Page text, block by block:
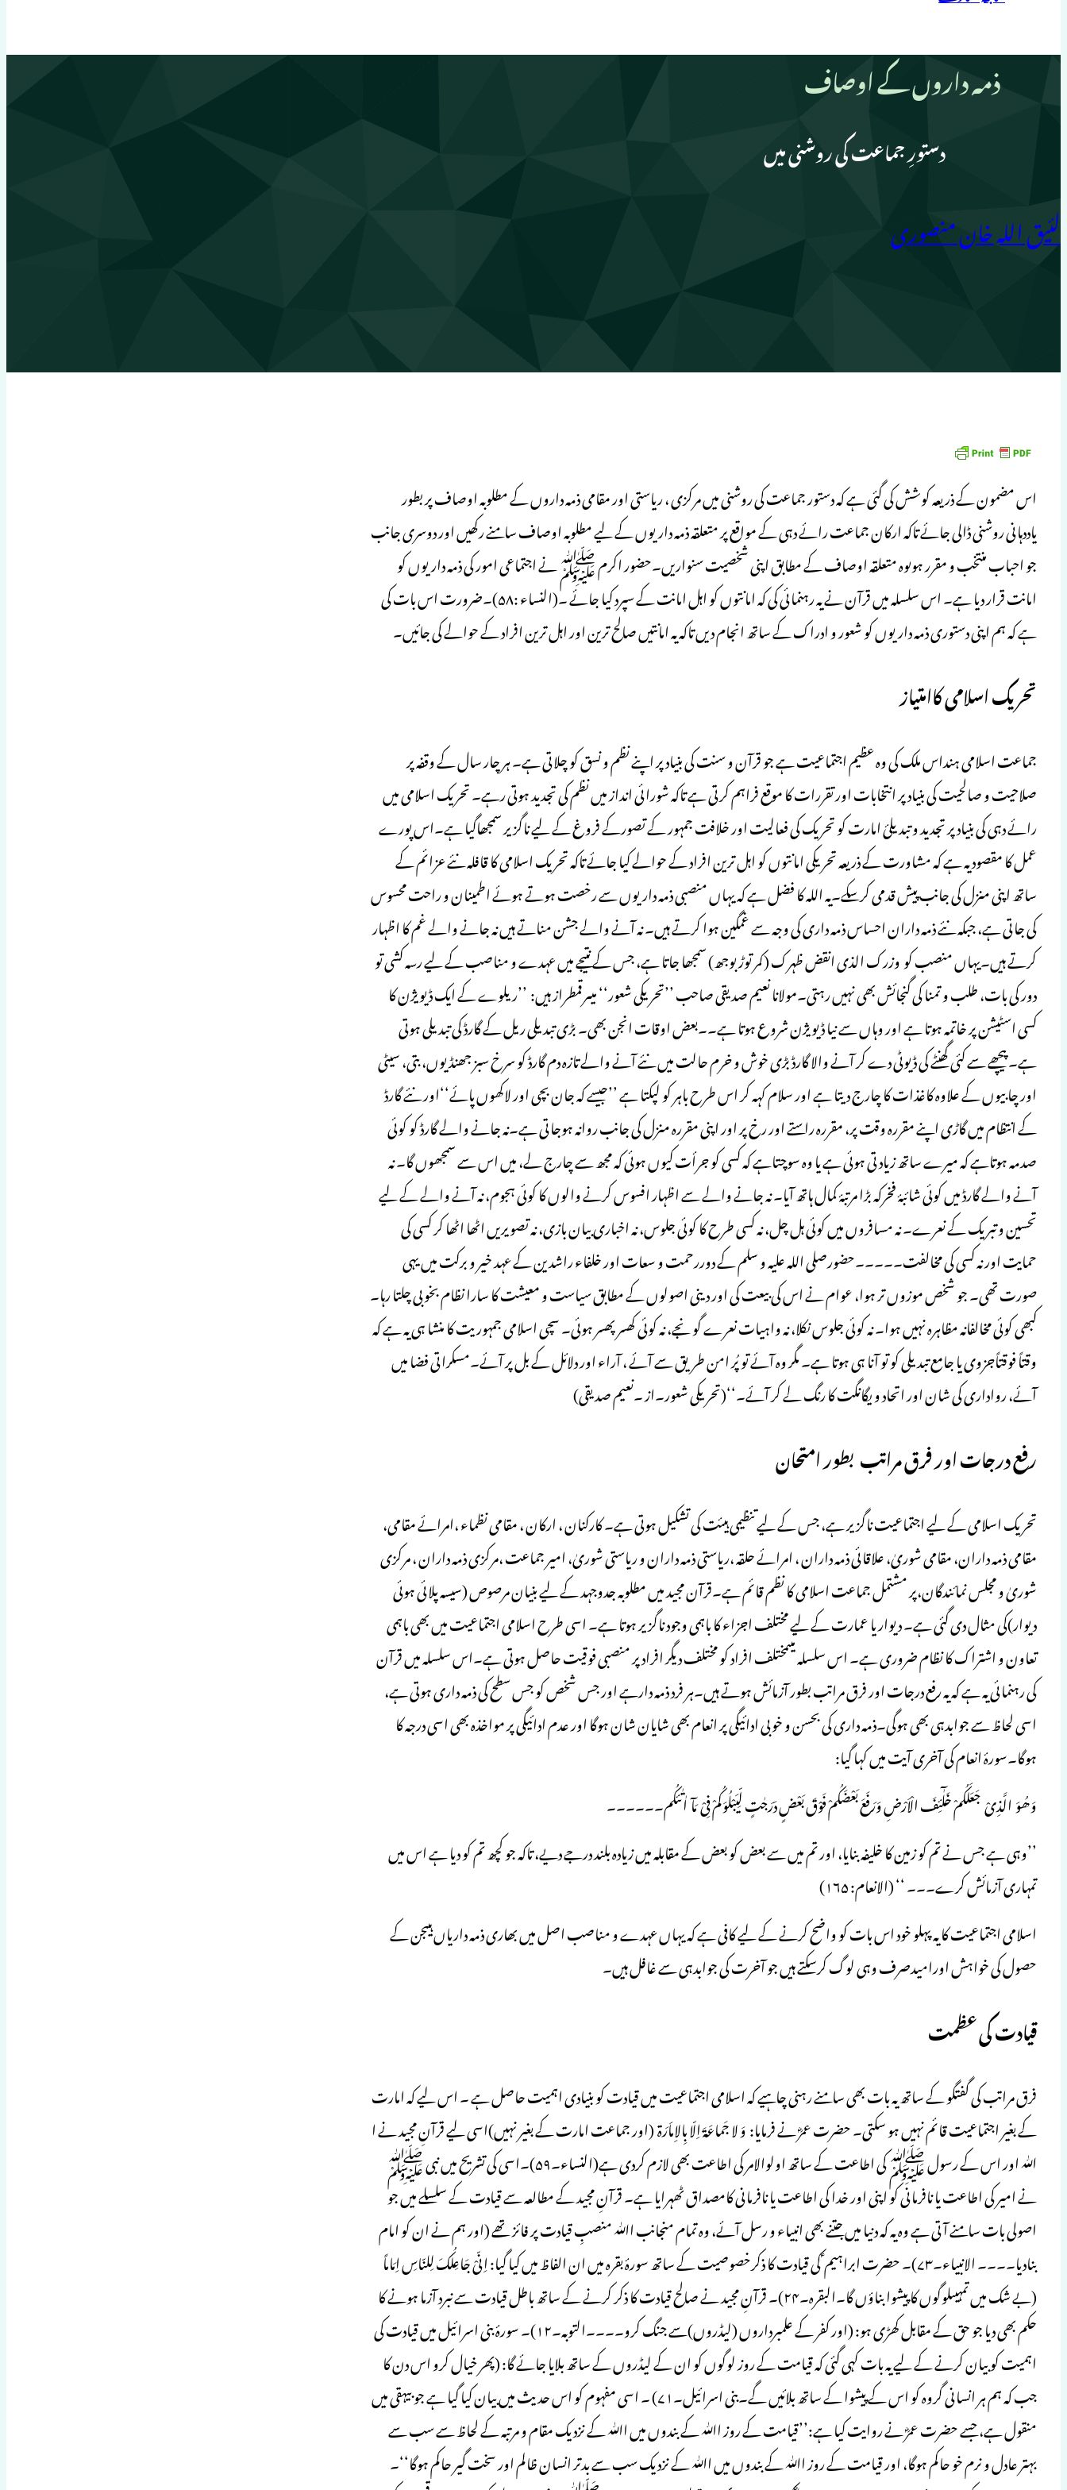
ذمہ داروں کے اوصاف
دستورِ جماعت کی روشنی میں
لئیق اللہ خان منصوری
اس مضمون کے ذریعہ کوشش کی گئی ہے کہ دستور جماعت کی روشنی میں مرکزی ، ریاستی اور مقامی ذمہ داروں کے مطلوبہ اوصاف پر بطور
یاددہانی روشنی ڈالی جائے تاکہ ارکان جماعت رائے دہی کے مواقع پر متعلقہ ذمہ داریوں کے لیے مطلوبہ اوصاف سامنے رکھیں اور دوسری جانب
جو احباب منتخب و مقرر ہوںوہ متعلقہ اوصاف کے مطابق اپنی شخصیت سنواریں۔حضور اکرم ﷺ نے اجتماعی امور کی ذمہ داریوں کو
امانت قرار دیا ہے۔ اس سلسلہ میں قرآن نے یہ رہنمائی کی کہ امانتوں کو اہل امانت کے سپرد کیا جائے ۔(النساء :۵۸)۔ضرورت اس بات کی
ہے کہ ہم اپنی دستوری ذمہ داریوں کو شعور و ادراک کے ساتھ انجام دیں تاکہ یہ امانتیں صالح ترین اور اہل ترین افراد کے حوالے کی جائیں۔
تحریک اسلامی کاامتیاز
جماعت اسلامی ہنداس ملک کی وہ عظیم اجتماعیت ہے جو قرآن و سنت کی بنیاد پر اپنے نظم و نسق کو چلاتی ہے۔ ہر چار سال کے وقفہ پر
صلاحیت و صالحیت کی بنیاد پر انتخابات اور تقررات کا موقع فراہم کرتی ہے تاکہ شورائی انداز میں نظم کی تجدید ہوتی رہے۔ تحریک اسلامی میں
رائے دہی کی بنیاد پر تجدید و تبدیلیٔ امارت کو تحریک کی فعالیت اور خلافت جمہور کے تصورکے فروغ کے لیے ناگزیر سمجھاگیا ہے۔اس پورے
عمل کا مقصود یہ ہے کہ مشاورت کے ذریعہ تحریکی امانتوں کو اہل ترین افراد کے حوالے کیا جائے تاکہ تحریک اسلامی کا قافلہ نئے عزائم کے
ساتھ اپنی منزل کی جانب پیش قدمی کرسکے۔یہ اللہ کا فضل ہے کہ یہاں منصبی ذمہ داریوں سے رخصت ہوتے ہوئے اطمینان و راحت محسوس
کی جاتی ہے، جبکہ نئے ذمہ داران احساس ذمہ داری کی وجہ سے غمگین ہوا کرتے ہیں۔ نہ آنے والے جشن مناتے ہیں نہ جانے والے غم کا اظہار
کرتے ہیں۔یہاں منصب کو وزرک الذی انقض ظہرک (کمر توڑ بوجھ) سمجھا جاتا ہے، جس کے نتیجے میں عہدے و مناصب کے لیے رسہ کشی تو
دور کی بات، طلب و تمنا کی گنجائش بھی نہیں رہتی۔مولانا نعیم صدیقی صاحب ’’تحریکی شعور‘‘ میںرقمطراز ہیں: ’’ریلوے کے ایک ڈیویژن کا
کسی اسٹیشن پر خاتمہ ہوتا ہے اور وہاں سے نیا ڈیویژن شروع ہوتا ہے۔۔بعض اوقات انجن بھی۔ بڑی تبدیلی ریل کے گارڈ کی تبدیلی ہوتی
ہے۔ پیچھے سے کئی گھنٹے کی ڈیوٹی دے کر آنے والا گارڈ بڑی خوش و خرم حالت میں نئے آنے والے تازہ دم گارڈ کو سرخ سبز جھنڈیوں، بتی، سیٹی
اور چابیوں کے علاوہ کاغذات کا چارج دیتا ہے اور سلام کہہ کر اس طرح باہر کو لپکتا ہے ’’جیسے کہ جان بچی اور لاکھوں پائے‘‘اور نئے گارڈ
کے انتظام میں گاڑی اپنے مقررہ وقت پر، مقررہ راستے اور رخ پر اور اپنی مقررہ منزل کی جانب روانہ ہوجاتی ہے۔نہ جانے والے گارڈ کو کوئی
صدمہ ہوتاہے کہ میرے ساتھ زیادتی ہوئی ہے یا وہ سوچتاہے کہ کسی کو جرأت کیوں ہوئی کہ مجھ سے چارج لے، میں اس سے سمجھوں گا۔ نہ
آنے والے گارڈ میں کوئی شائبۂ فخرکہ بڑا مرتبۂ کمال ہاتھ آیا۔ نہ جانے والے سے اظہار افسوس کرنے والوں کا کوئی ہجوم، نہ آنے والے کے لیے
تحسین و تبریک کے نعرے۔ نہ مسافروں میں کوئی ہل چل، نہ کسی طرح کا کوئی جلوس، نہ اخباری بیان بازی، نہ تصویریں اٹھا اٹھا کر کسی کی
حمایت اور نہ کسی کی مخالفت۔۔۔۔۔حضورصلی اللہ علیہ و سلم کے دوررحمت و سعات اور خلفاء راشدین کے عہد خیر و برکت میں یہی
صورت تھی۔ جو شخص موزوں تر ہوا، عوام نے اس کی بیعت کی اور دینی اصولوں کے مطابق سیاست و معیشت کا سارا نظام بخوبی چلتا رہا۔
کبھی کوئی مخالفانہ مظاہرہ نہیں ہوا۔ نہ کوئی جلوس نکلا، نہ واہیات نعرے گونجے، نہ کوئی کھسر پھسر ہوئی۔ سچی اسلامی جمہوریت کا منشا ہی یہ ہے کہ
وقتاً فوقتاًجزوی یا جامع تبدیلی کو تو آنا ہی ہوتا ہے۔ مگر وہ آئے تو پُر امن طریق سے آئے ، آراء اور دلائل کے بل پر آئے۔مسکراتی فضا میں
آئے، رواداری کی شان اور اتحاد و یگانگت کا رنگ لے کر آئے۔‘‘(تحریکی شعور۔از ۔نعیم صدیقی)
رفع درجات اور فرق مراتب بطور امتحان
تحریک اسلامی کے لیے اجتماعیت ناگزیر ہے، جس کے لیے تنظیمی ہیئت کی تشکیل ہوتی ہے۔ کارکنان ، ارکان ، مقامی نظماء ،امرائے مقامی،
مقامی ذمہ داران، مقامی شوریٰ، علاقائی ذمہ داران ، امرائے حلقہ ،ریاستی ذمہ داران و ریاستی شوریٰ، امیر جماعت ،مرکزی ذمہ داران ، مرکزی
شوریٰ و مجلس نمائندگان،پر مشتمل جماعت اسلامی کا نظم قائم ہے۔قرآن مجید میں مطلوبہ جدوجہد کے لیے بنیان مرصوص (سیسہ پلائی ہوئی
دیوار)کی مثال دی گئی ہے۔ دیوار یا عمارت کے لیے مختلف اجزاء کا باہمی وجود ناگزیر ہوتا ہے۔ اسی طرح اسلامی اجتماعیت میں بھی باہمی
تعاون و اشتراک کا نظام ضروری ہے۔ اس سلسلہ میںمختلف افراد کو مختلف دیگر افراد پر منصبی فوقیت حاصل ہوتی ہے۔اس سلسلہ میں قرآن
کی رہنمائی یہ ہے کہ یہ رفع درجات اور فرق مراتب بطور آزمائش ہوتے ہیں۔ہر فرد ذمہ دارہے اور جس شخص کو جس سطح کی ذمہ داری ہوتی ہے،
اسی لحاظ سے جوابدہی بھی ہوگی۔ذمہ داری کی بحسن و خوبی ادائیگی پر انعام بھی شایان شان ہوگا اور عدم ادائیگی پر مواخذہ بھی اسی درجہ کا
ہوگا۔سورۂ انعام کی آخری آیت میں کہا گیا:
وَھُوَ الَّذِیْ جَعَلَکُمْ خَلٰٓئِفَ الْاَرْضِ وَرَفَعَ بَعْضَکُمْ فَوْقَ بَعْضٍ دَرَجٰتٍ لِّیَبْلُوَکُمْ فِیْ مَآ اٰتٰئکُم۔۔۔۔۔۔
’’وہی ہے جس نے تم کو زمین کا خلیفہ بنایا، اور تم میں سے بعض کو بعض کے مقابلہ میں زیادہ بلند درجے دیے، تاکہ جو کچھ تم کو دیا ہے اس میں
تمہاری آزمائش کرے۔۔۔ ‘‘ (الانعام: ۱۶۵)
اسلامی اجتماعیت کا یہ پہلو خود اس بات کو واضح کرنے کے لیے کافی ہے کہ یہاں عہدے و مناصب اصل میں بھاری ذمہ داریاں ہیںجن کے
حصول کی خواہش اورامیدصرف وہی لوگ کرسکتے ہیں جو آخرت کی جوابدہی سے غافل ہیں۔
قیادت کی عظمت
فرق مراتب کی گفتگو کے ساتھ یہ بات بھی سامنے رہنی چاہیے کہ اسلامی اجتماعیت میں قیادت کو بنیادی اہمیت حاصل ہے ۔ اس لیے کہ امارت
کے بغیر اجتماعیت قائم نہیں ہو سکتی۔ حضرت عمرؓ نے فرمایا: وَ لا جَماعَۃَ اِلّا بِالاِماَرَۃ (اور جماعت امارت کے بغیر نہیں)اسی لیے قرآنِ مجید نے ا
ﷲ اور اس کے رسول ﷺ کی اطاعت کے ساتھ اولوالامر کی اطاعت بھی لازم کردی ہے(النساء۔۵۹)۔اسی کی تشریح میں نبی ﷺ
نے امیر کی اطاعت یا نافرمانی کو اپنی اور خدا کی اطاعت یا نافرمانی کامصداق ٹھہرایا ہے۔ قرآنِ مجید کے مطالعہ سے قیادت کے سلسلے میں جو
اصولی بات سامنے آتی ہے وہ یہ کہ دنیا میں جتنے بھی انبیاء و رسل آئے، وہ تمام منجانب اﷲ منصبِ قیادت پر فائز تھے (اور ہم نے ان کو امام
بنادیا۔۔۔۔ الانبیاء۔۷۳)۔ حضرت ابراہیم ؑ کی قیادت کا ذکرخصوصیت کے ساتھ سورۂ بقرہ میں ان الفاظ میں کیا گیا: اِنّیْ جَاعِلُکَ لِلنّاسِ اِمَاماً
(بے شک میں تمہیںلوگوں کا پیشوا بناؤں گا۔البقرہ۔۲۴)۔ قرآنِ مجید نے صالح قیادت کا ذکر کرنے کے ساتھ باطل قیادت سے نبرد آزما ہونے کا
حکم بھی دیا جو حق کے مقابل کھڑی ہو: (اور کفر کے علمبرداروں (لیڈروں)سے جنگ کرو۔۔۔۔التوبہ۔۱۲)۔ سورۂ بنی اسرائیل میں قیادت کی
اہمیت کو بیان کرنے کے لیے یہ بات کہی گئی کہ قیامت کے روز لوگوں کو ان کے لیڈروں کے ساتھ بلایا جائے گا: (پھر خیال کرو اس دن کا
جب کہ ہم ہر انسانی گروہ کو اس کے پیشوا کے ساتھ بلائیں گے۔بنی اسرائیل۔۷۱) ۔ اسی مفہوم کو اس حدیث میں بیان کیا گیا ہے جو بیہقی میں
منقول ہے، جسے حضرت عمرؓ نے روایت کیا ہے:’’قیامت کے روز اﷲ کے بندوں میں اﷲ کے نزدیک مقام و مرتبہ کے لحاظ سے سب سے
بہتر عادل و نرم خو حاکم ہوگا، اور قیامت کے روز اﷲ کے بندوں میں اﷲ کے نزدیک سب سے بدتر انسان ظالم اور سخت گیر حاکم ہوگا‘‘۔